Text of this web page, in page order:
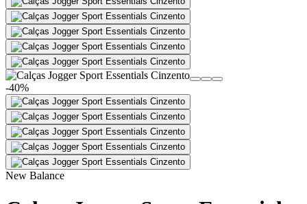
+de 36.000 reviews
-40%
New Balance